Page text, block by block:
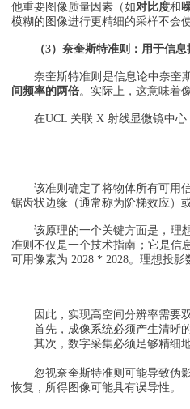
他重要图像质量因素（如对比度和
模糊的图像进行更精细的采样不会
（3）奈奎斯特准则：用于信
奈奎斯特准则是信息论中奈奎
间频率的两倍。实际上，这意味着
在UCL 关联 X 射线显微镜中
该准则确定了将物体所有可用
锯齿状边缘（通常称为阶梯效应）
该原理的一个关键方面是，理
准则不仅是一个技术指南；它是信
可用像素为 2028 * 2028。理想投影
因此，实现高空间分辨率需要
首先，成像系统必须产生清晰
其次，数字采集必须足够精细
忽视奈奎斯特准则可能导致伪
恢复，所得图像可能具有误导性。